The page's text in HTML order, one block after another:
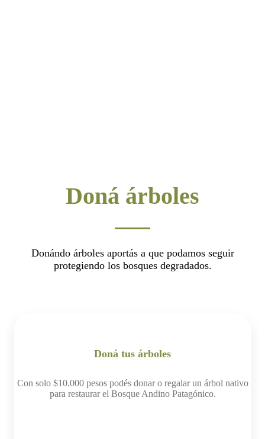
Doná árboles
Donándo árboles aportás a que podamos seguir
protegiendo los bosques degradados.
Doná tus árboles
Con solo $10.000 pesos podés donar o regalar un árbol nativo
para restaurar el Bosque Andino Patagónico.